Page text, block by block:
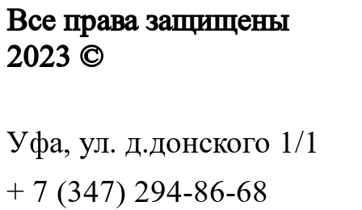
Все права защищены
2023 ©
Уфа, ул. д.донского 1/1
+ 7 (347) 294-86-68